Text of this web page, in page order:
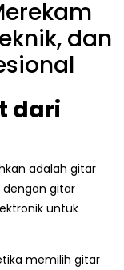
dan
dari
adalah gitar
dengan gitar
untuk
memilih gitar